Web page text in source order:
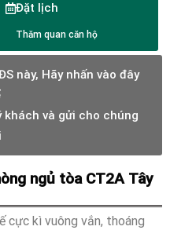
Đặt lịch
Thăm quan căn hộ
này, Hãy nhấn vào đây
khách và gửi cho chúng
ngủ tòa CT2A Tây
cực kì vuông vắn, thoáng